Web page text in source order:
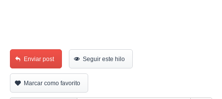
Enviar post Seguir este hilo
Marcar como favorito